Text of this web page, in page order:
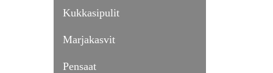
Kukkasipulit
Marjakasvit
Pensaat